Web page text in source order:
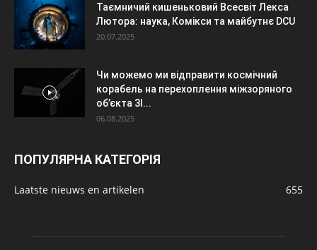
Таємничий кишеньковий Всесвіт Лекса
Лютора: наука, Комікси та майбутнє DCU
20.07.2025
Чи можемо ми відправити космічний
корабель на перехоплення міжзоряного
об’єкта 3I...
06.08.2025
ПОПУЛЯРНА КАТЕГОРІЯ
Laatste nieuws en artikelen 655